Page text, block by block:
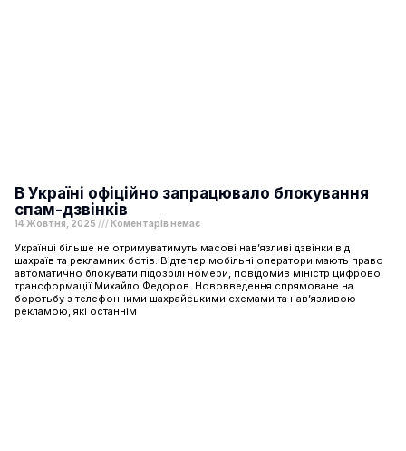
В Україні офіційно запрацювало блокування
спам-дзвінків
14 Жовтня, 2025 Коментарів немає
Українці більше не отримуватимуть масові нав’язливі дзвінки від
шахраїв та рекламних ботів. Відтепер мобільні оператори мають право
автоматично блокувати підозрілі номери, повідомив міністр цифрової
трансформації Михайло Федоров. Нововведення спрямоване на
боротьбу з телефонними шахрайськими схемами та нав’язливою
рекламою, які останнім